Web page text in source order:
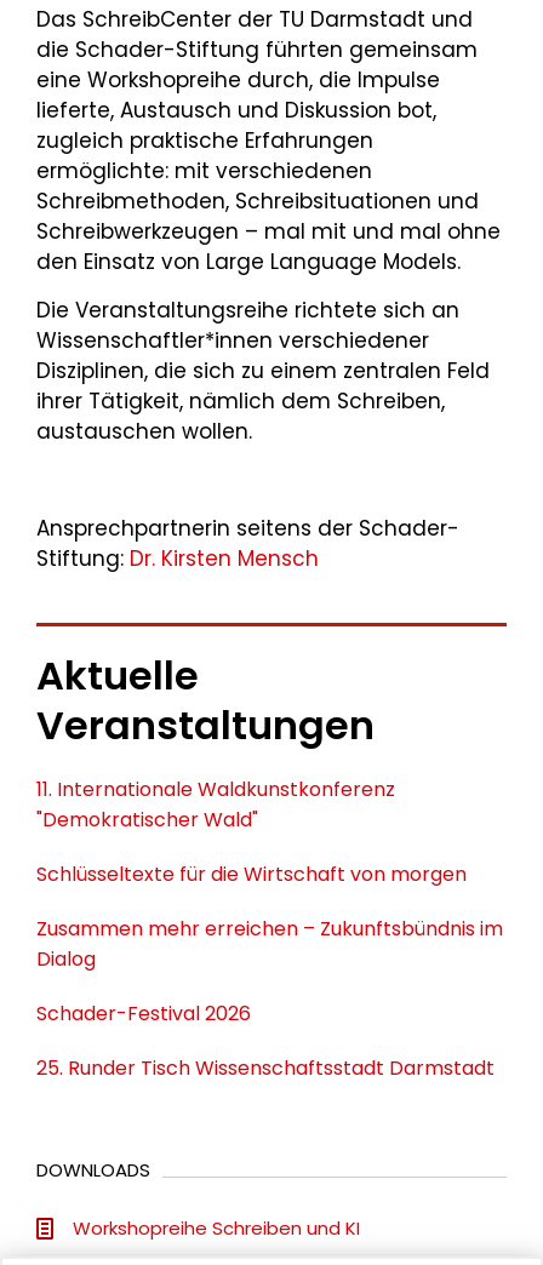
Das SchreibCenter der TU Darmstadt und
die Schader-Stiftung führten gemeinsam
eine Workshopreihe durch, die Impulse
lieferte, Austausch und Diskussion bot,
zugleich praktische Erfahrungen
ermöglichte: mit verschiedenen
Schreibmethoden, Schreibsituationen und
Schreibwerkzeugen – mal mit und mal ohne
den Einsatz von Large Language Models.
Die Veranstaltungsreihe richtete sich an
Wissenschaftler*innen verschiedener
Disziplinen, die sich zu einem zentralen Feld
ihrer Tätigkeit, nämlich dem Schreiben,
austauschen wollen.
Ansprechpartnerin seitens der Schader-
Stiftung: Dr. Kirsten Mensch
Aktuelle
Veranstaltungen
11. Internationale Waldkunstkonferenz
"Demokratischer Wald"
Schlüsseltexte für die Wirtschaft von morgen
Zusammen mehr erreichen – Zukunftsbündnis im
Dialog
Schader-Festival 2026
25. Runder Tisch Wissenschaftsstadt Darmstadt
DOWNLOADS
Workshopreihe Schreiben und KI